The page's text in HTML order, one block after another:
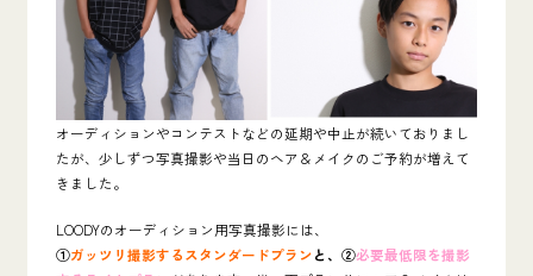
オーディションやコンテストなどの延期や中止が続いておりまし
たが、少しずつ写真撮影や当日のヘア＆メイクのご予約が増えて
きました。
LOODYのオーディション用写真撮影には、
①ガッツリ撮影するスタンダードプランと、②必要最低限を撮影